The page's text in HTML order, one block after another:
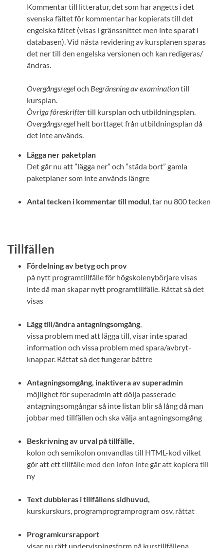
Kommentar till litteratur, det som har angetts i det
svenska fältet för kommentar har kopierats till det
engelska fältet (visas i gränssnittet men inte sparat i
databasen). Vid nästa revidering av kursplanen sparas
det ner till den engelska versionen och kan redigeras/
ändras.
Övergångsregeloch Begränsning av examinationtill
kursplan.
Övriga föreskriftertill kursplan och utbildningsplan.
Övergångsregel helt borttaget från utbildningsplan då
det inte används.
Lägga ner paketplan
Det går nu att ”lägga ner” och ”städa bort” gamla
paketplaner som inte används längre
Antal tecken i kommentar till modul, tar nu 800 tecken
Tillfällen
Fördelning av betyg och prov
på nytt programtillfälle för högskolenybörjare visas
inte då man skapar nytt programtillfälle. Rättat så det
visas
Lägg till/ändra antagningsomgång,
vissa problem med att lägga till, visar inte sparad
information och vissa problem med spara/avbryt-
knappar. Rättat så det fungerar bättre
Antagningsomgång, inaktivera av superadmin
möjlighet för superadmin att dölja passerade
antagningsomgångar så inte listan blir så lång då man
jobbar med tillfällen och ska välja antagningsomgång
Beskrivning av urval på tillfälle,
kolon och semikolon omvandlas till HTML-kod vilket
gör att ett tillfälle med den infon inte går att kopiera till
ny
Text dubbleras i tillfällens sidhuvud,
kurskurskurs, programprogramprogram osv, rättat
Programkursrapport
visar nu rätt undervisningsform på kurstillfällena,